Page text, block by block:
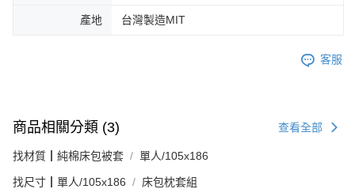
產地 台灣製造MIT
客服
商品相關分類 (3) 查看全部
找材質┃純棉床包被套 單人/105x186
找尺寸┃單人/105x186 床包枕套組